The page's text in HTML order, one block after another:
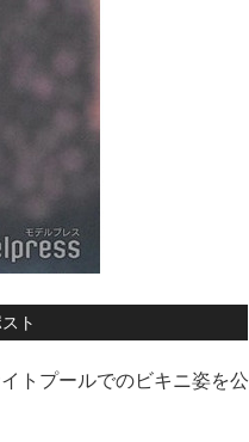
ト
トプールでのビキニ姿を公